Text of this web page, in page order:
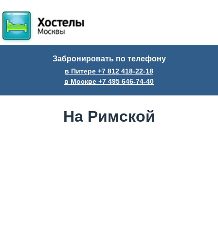
Забронировать по телефону
в Питере +7 812 418-22-18
в Москве +7 495 646-74-40
На Римской